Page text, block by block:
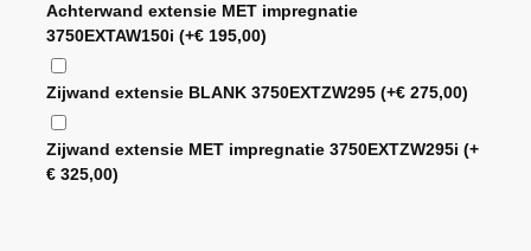
Achterwand extensie MET impregnatie
3750EXTAW150i(+€ 195,00)
Zijwand extensie BLANK 3750EXTZW295(+€ 275,00)
Zijwand extensie MET impregnatie 3750EXTZW295i(+
€ 325,00)